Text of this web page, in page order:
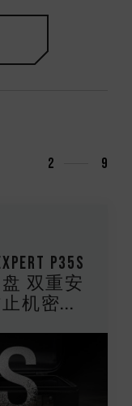
2 9
P35S
双重安
机密...